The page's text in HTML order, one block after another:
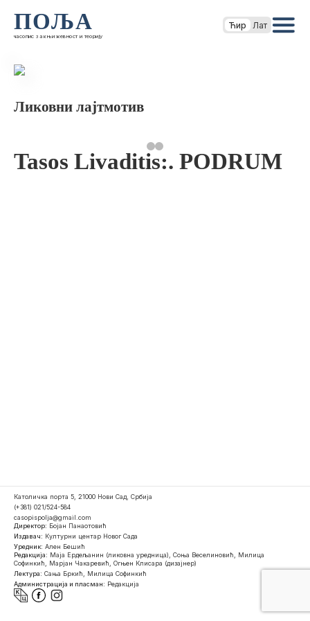
ПОЉА
часопис за књижевност и теорију
Ћир Лат
Ликовни лајтмотив
Tasos Livaditis:. PODRUM
Католичка порта 5, 21000 Нови Сад, Србија
(+381) 021/524-584
casopispolja@gmail.com
Директор: Бојан Панаотовић
Издавач: Културни центар Новог Сада
Уредник: Ален Бешић
Редакција: Маја Ердељанин (ликовна уредница), Соња Веселиновић, Милица
Софинкић, Марјан Чакаревић, Огњен Клисара (дизајнер)
Лектура: Сања Бркић, Милица Софинкић
Администрација и пласман: Редакција